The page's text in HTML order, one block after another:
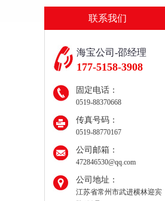
联系我们
海宝公司-邵经理
177-5158-3908
固定电话：
0519-88370668
传真号码：
0519-88770167
公司邮箱：
472846530@qq.com
公司地址：
江苏省常州市武进横林迎宾